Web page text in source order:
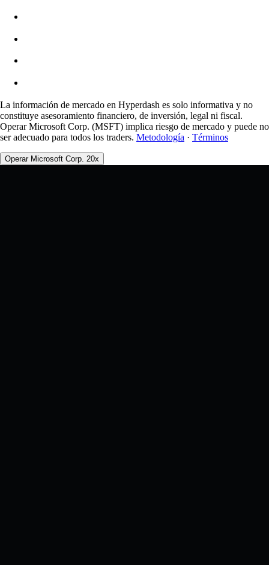
Comisiones
0.0450% / 0.0150%
La información de mercado en Hyperdash es solo informativa y no
constituye asesoramiento financiero, de inversión, legal ni fiscal.
Operar Microsoft Corp. (MSFT) implica riesgo de mercado y puede no
ser adecuado para todos los traders. Metodología · Términos
Operar Microsoft Corp. 20x